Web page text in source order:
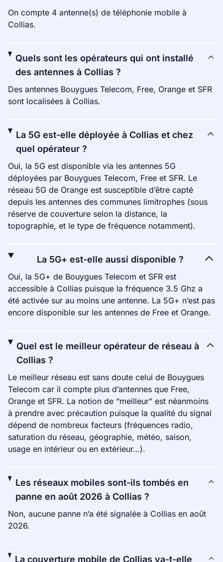
On compte 4 antenne(s) de téléphonie mobile à
Collias.
Quels sont les opérateurs qui ont installé
des antennes à Collias ?
Des antennes Bouygues Telecom, Free, Orange et SFR
sont localisées à Collias.
La 5G est-elle déployée à Collias et chez
quel opérateur ?
Oui, la 5G est disponible via les antennes 5G
déployées par Bouygues Telecom, Free et SFR. Le
réseau 5G de Orange est susceptible d’être capté
depuis les antennes des communes limitrophes (sous
réserve de couverture selon la distance, la
topographie, et le type de fréquence notamment).
La 5G+ est-elle aussi disponible ?
Oui, la 5G+ de Bouygues Telecom et SFR est
accessible à Collias puisque la fréquence 3.5 Ghz a
été activée sur au moins une antenne. La 5G+ n’est pas
encore disponible sur les antennes de Free et Orange.
Quel est le meilleur opérateur de réseau à
Collias ?
Le meilleur réseau est sans doute celui de Bouygues
Telecom car il compte plus d’antennes que Free,
Orange et SFR. La notion de “meilleur” est néanmoins
à prendre avec précaution puisque la qualité du signal
dépend de nombreux facteurs (fréquences radio,
saturation du réseau, géographie, météo, saison,
usage en intérieur ou en extérieur…).
Les réseaux mobiles sont-ils tombés en
panne en août 2026 à Collias ?
Non, aucune panne n’a été signalée à Collias en août
2026.
La couverture mobile de Collias va-t-elle